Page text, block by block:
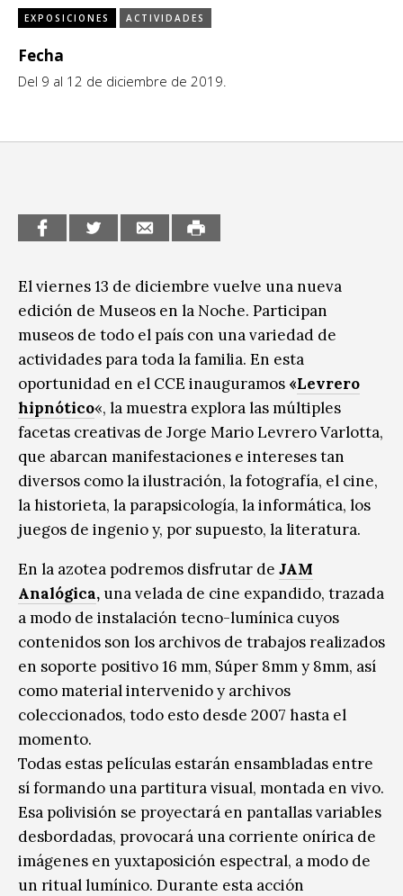
CCE en el interior/libros
Espacio itinerante de lectura infantil
Formación
Medio Ambiente
Sin categoría
EXPOSICIONES ACTIVIDADES
Fecha
Del 9 al 12 de diciembre de 2019.
El viernes 13 de diciembre vuelve una nueva
edición de Museos en la Noche. Participan
museos de todo el país con una variedad de
actividades para toda la familia. En esta
oportunidad en el CCE inauguramos «Levrero
hipnótico«, la muestra explora las múltiples
facetas creativas de Jorge Mario Levrero Varlotta,
que abarcan manifestaciones e intereses tan
diversos como la ilustración, la fotografía, el cine,
la historieta, la parapsicología, la informática, los
juegos de ingenio y, por supuesto, la literatura.
En la azotea podremos disfrutar de JAM
Analógica, una velada de cine expandido, trazada
a modo de instalación tecno-lumínica cuyos
contenidos son los archivos de trabajos realizados
en soporte positivo 16 mm, Súper 8mm y 8mm, así
como material intervenido y archivos
coleccionados, todo esto desde 2007 hasta el
momento.
Todas estas películas estarán ensambladas entre
sí formando una partitura visual, montada en vivo.
Esa polivisión se proyectará en pantallas variables
desbordadas, provocará una corriente onírica de
imágenes en yuxtaposición espectral, a modo de
un ritual lumínico. Durante esta acción